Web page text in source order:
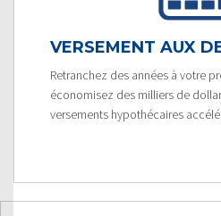
VERSEMENT AUX
Retranchez des années à votre
économisez des milliers de
versements hypothécaires